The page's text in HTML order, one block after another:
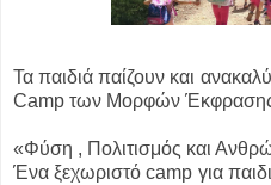
Τα παιδιά παίζουν και
Camp των Μορφών
«Φύση , Πολιτισμός και
Ένα ξεχωριστό camp για